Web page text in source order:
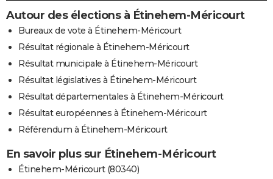
Autour des élections à Étinehem-Méricourt
Bureaux de vote à Étinehem-Méricourt
Résultat régionale à Étinehem-Méricourt
Résultat municipale à Étinehem-Méricourt
Résultat législatives à Étinehem-Méricourt
Résultat départementales à Étinehem-Méricourt
Résultat européennes à Étinehem-Méricourt
Référendum à Étinehem-Méricourt
En savoir plus sur Étinehem-Méricourt
Étinehem-Méricourt (80340)